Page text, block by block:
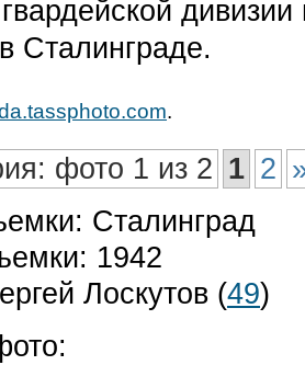
дивизии
Сталинграде.
.
фото 1 из 2 1 2
Сталинград
1942
Лоскутов (49)